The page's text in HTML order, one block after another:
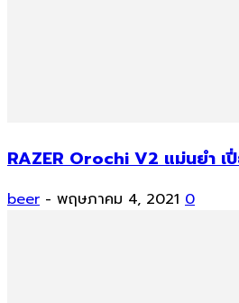
RAZER Orochi V2 แม่นยำ เ
beer - พฤษภาคม 4, 2021 0